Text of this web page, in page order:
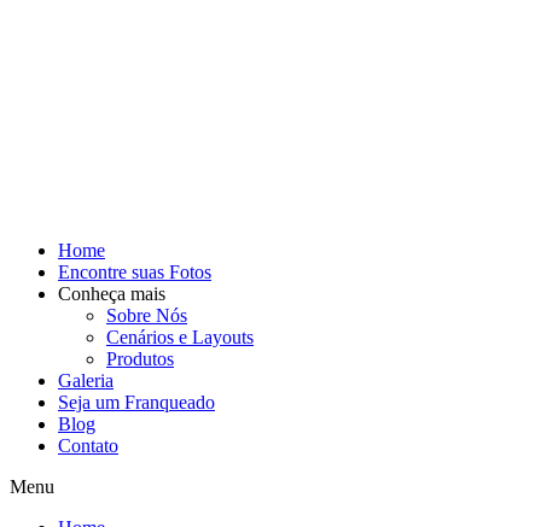
Home
Encontre suas Fotos
Conheça mais
Sobre Nós
Cenários e Layouts
Produtos
Galeria
Seja um Franqueado
Blog
Contato
Menu